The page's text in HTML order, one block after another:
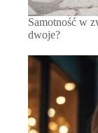
Samotność w
dwoje?